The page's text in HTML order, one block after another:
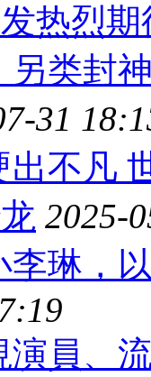
热烈期
另类封
31
出不凡
2025-
李琳，
演員、